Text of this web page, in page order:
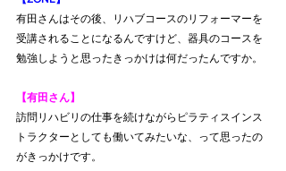
有田さんはその後、リハブコースのリフォーマーを
受講されることになるんですけど、器具のコースを
勉強しようと思ったきっかけは何だったんですか。
【有田さん】
訪問リハビリの仕事を続けながらピラティスインス
トラクターとしても働いてみたいな、って思ったの
がきっかけです。